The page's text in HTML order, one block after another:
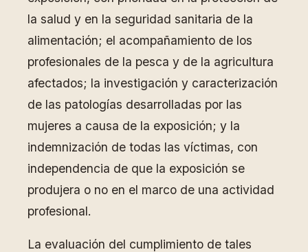
la salud y en la seguridad sanitaria de la
alimentación; el acompañamiento de los
profesionales de la pesca y de la agricultura
afectados; la investigación y caracterización
de las patologías desarrolladas por las
mujeres a causa de la exposición; y la
indemnización de todas las víctimas, con
independencia de que la exposición se
produjera o no en el marco de una actividad
profesional.
La evaluación del cumplimiento de tales